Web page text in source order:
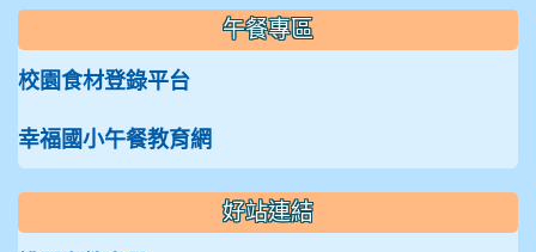
午餐專區
校園食材登錄平台
幸福國小午餐教育網
好站連結